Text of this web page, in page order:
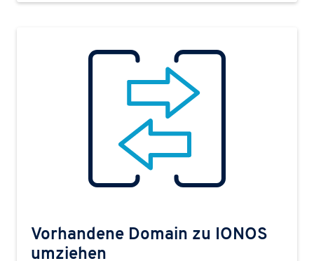
Vorhandene Domain zu IONOS
umziehen